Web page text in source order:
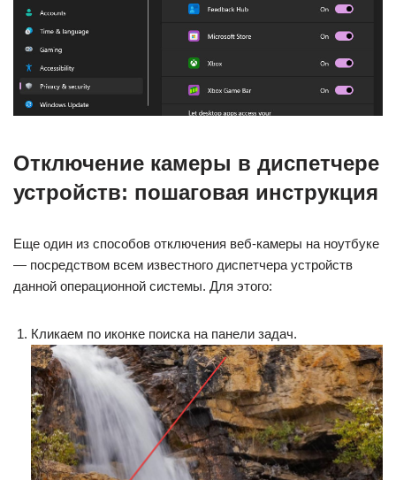
Отключение камеры в диспетчере
устройств: пошаговая инструкция
Еще один из способов отключения веб-камеры на ноутбуке
— посредством всем известного диспетчера устройств
данной операционной системы. Для этого:
Кликаем по иконке поиска на панели задач.